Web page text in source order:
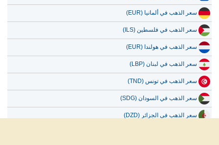
سعر الذهب في ألمانيا (EUR)
سعر الذهب في فلسطين (ILS)
سعر الذهب في هولندا (EUR)
سعر الذهب في لبنان (LBP)
سعر الذهب في تونس (TND)
سعر الذهب في السودان (SDG)
سعر الذهب في الجزائر (DZD)